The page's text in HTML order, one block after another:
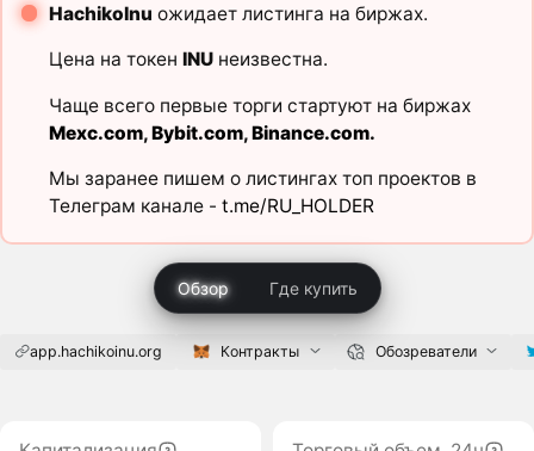
HachikoInu ожидает листинга на биржах.
Цена на токен INUнеизвестна.
Чаще всего первые торги стартуют на биржах
Mexc.com,Bybit.com,Binance.com.
Мы заранее пишем о листингах топ проектов в
Телеграм канале - t.me/RU_HOLDER
Обзор Где купить
app.hachikoinu.org Контракты Обозреватели